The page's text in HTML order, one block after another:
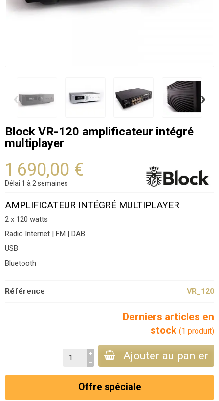
‹ ›
Block VR-120 amplificateur intégré
multiplayer
1 690,00 €
Délai 1 à 2 semaines
AMPLIFICATEUR INTÉGRÉ MULTIPLAYER
2 x 120 watts
Radio Internet | FM | DAB
USB
Bluetooth
Référence VR_120
Derniers articles en
stock (1 produit)
Ajouter au panier
Offre spéciale